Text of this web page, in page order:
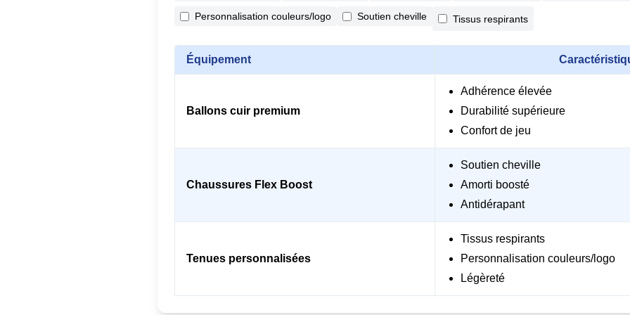
Personnalisation couleurs/logo Soutien cheville Tissus respirants
Équipement
Ballons cuir premium
Adhérence élevée
Durabilité supérieure
Confort de jeu
Chaussures Flex Boost
Soutien cheville
Amorti boosté
Antidérapant
Tenues personnalisées
Tissus respirants
Personnalisation couleurs/logo
Légèreté